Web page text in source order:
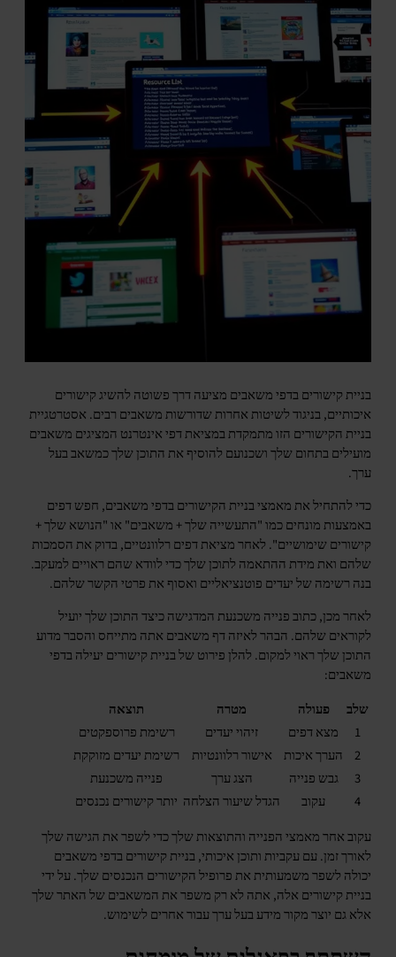
בניית קישורים בדפי משאבים מציעה דרך פשוטה להשיג קישורים
איכותיים, בניגוד לשיטות אחרות שדורשות משאבים רבים. אסטרטגיית
בניית הקישורים הזו מתמקדת במציאת דפי אינטרנט המציגים משאבים
מועילים בתחום שלך ושכנועם להוסיף את התוכן שלך כמשאב בעל
ערך.
כדי להתחיל את מאמצי בניית הקישורים בדפי משאבים, חפש דפים
באמצעות מונחים כמו "התעשייה שלך + משאבים" או "הנושא שלך +
קישורים שימושיים". לאחר מציאת דפים רלוונטיים, בדוק את הסמכות
שלהם ואת מידת ההתאמה לתוכן שלך כדי לוודא שהם ראויים למעקב.
בנה רשימה של יעדים פוטנציאליים ואסוף את פרטי הקשר שלהם.
לאחר מכן, כתוב פנייה משכנעת המדגישה כיצד התוכן שלך יועיל
לקוראים שלהם. הבהר לאיזה דף משאבים אתה מתייחס והסבר מדוע
התוכן שלך ראוי למקום. להלן פירוט של בניית קישורים יעילה בדפי
משאבים:
שלב
פעולה מטרה
תוצאה
1
מצא דפים זיהוי יעדים
רשימת פרוספקטים
2
הערך איכות אישור רלוונטיות
רשימת יעדים מזוקקת
3
גבש פנייה הצג ערך
פנייה משכנעת
4
עקוב הגדל שיעור הצלחה יותר קישורים נכנסים
עקוב אחר מאמצי הפנייה והתוצאות שלך כדי לשפר את הגישה שלך
לאורך זמן. עם עקביות ותוכן איכותי, בניית קישורים בדפי משאבים
יכולה לשפר משמעותית את פרופיל הקישורים הנכנסים שלך. על ידי
בניית קישורים אלה, אתה לא רק משפר את המשאבים של האתר שלך
אלא גם יוצר מקור מידע בעל ערך עבור אחרים לשימוש.